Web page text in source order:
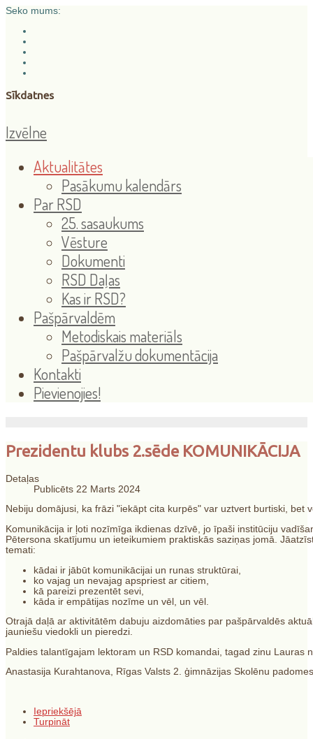
Seko mums:
Sīkdatnes
Izvēlne
Aktualitātes
Pasākumu kalendārs
Par RSD
25. sasaukums
Vēsture
Dokumenti
RSD Daļas
Kas ir RSD?
Pašpārvaldēm
Metodiskais materiāls
Pašpārvalžu dokumentācija
Kontakti
Pievienojies!
Prezidentu klubs 2.sēde KOMUNIKĀCIJA
Detaļas
Publicēts 22 Marts 2024
Nebiju domājusi, ka frāzi "iekāpt cita kurpēs" var uztvert burtiski,
Komunikācija ir ļoti nozīmīga ikdienas dzīvē, jo īpaši institūciju
Pētersona skatījumu un ieteikumiem praktiskās saziņas jomā.
temati:
kādai ir jābūt komunikācijai un runas struktūrai,
ko vajag un nevajag apspriest ar citiem,
kā pareizi prezentēt sevi,
kāda ir empātijas nozīme un vēl, un vēl.
Otrajā daļā ar aktivitātēm dabuju aizdomāties par pašpārvaldēs
jauniešu viedokli un pieredzi.
Paldies talantīgajam lektoram un RSD komandai, tagad zinu
Anastasija Kurahtanova, Rīgas Valsts 2. ģimnāzijas Skolēnu
Iepriekšējā
Turpināt